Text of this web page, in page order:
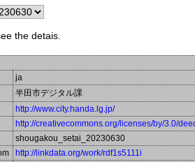
the detais.
ja
半田市デジタル課
http://www.city.handa.lg.jp/
http://creativecommons.org/licenses/by/3.0/
shougakou_setai_20230630
http://linkdata.org/work/rdf1s5111i